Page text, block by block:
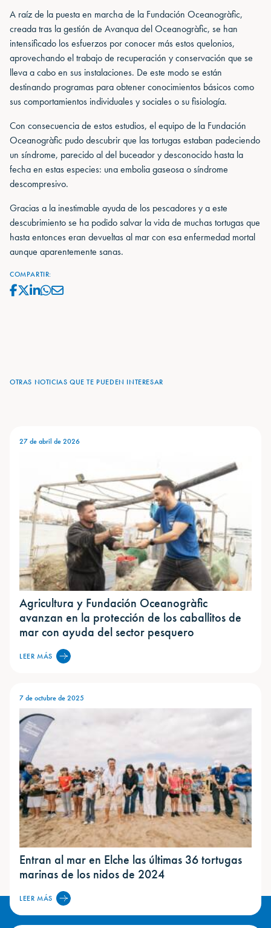
A raíz de la puesta en marcha de la Fundación Oceanogràfic,
creada tras la gestión de Avanqua del Oceanogràfic, se han
intensificado los esfuerzos por conocer más estos quelonios,
aprovechando el trabajo de recuperación y conservación que se
lleva a cabo en sus instalaciones. De este modo se están
destinando programas para obtener conocimientos básicos como
sus comportamientos individuales y sociales o su fisiología.
Con consecuencia de estos estudios, el equipo de la Fundación
Oceanogràfic pudo descubrir que las tortugas estaban padeciendo
un síndrome, parecido al del buceador y desconocido hasta la
fecha en estas especies: una embolia gaseosa o síndrome
descompresivo.
Gracias a la inestimable ayuda de los pescadores y a este
descubrimiento se ha podido salvar la vida de muchas tortugas que
hasta entonces eran devueltas al mar con esa enfermedad mortal
aunque aparentemente sanas.
COMPARTIR:
OTRAS NOTICIAS QUE TE PUEDEN INTERESAR
27 de abril de 2026
Agricultura y Fundación Oceanogràfic
avanzan en la protección de los caballitos de
mar con ayuda del sector pesquero
LEER MÁS
7 de octubre de 2025
Entran al mar en Elche las últimas 36 tortugas
marinas de los nidos de 2024
LEER MÁS